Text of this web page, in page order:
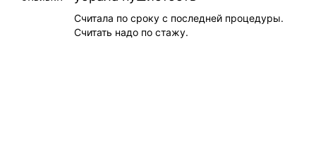
Считала по сроку с последней процедуры.
Считать надо по стажу.